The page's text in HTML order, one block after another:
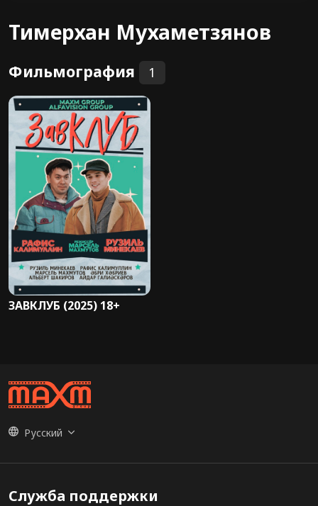
Тимерхан Мухаметзянов
Фильмография 1
ЗАВКЛУБ (2025) 18+
Русский
Служба поддержки